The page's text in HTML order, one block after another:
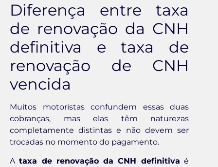
Diferença entre taxa
de renovação da CNH
definitiva e taxa de
renovação de CNH
vencida
Muitos motoristas confundem essas duas
cobranças, mas elas têm naturezas
completamente distintas e não devem ser
trocadas no momento do pagamento.
Ataxa de renovação da CNH definitiva é